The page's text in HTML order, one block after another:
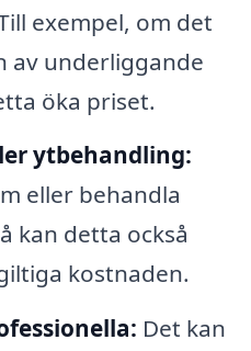
exempel, om det
av underliggande
öka priset.
ytbehandling:
eller behandla
kan detta också
kostnaden.
Det kan